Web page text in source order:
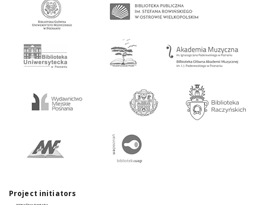
Project initiators